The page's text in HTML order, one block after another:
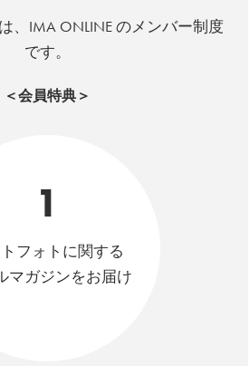
は、IMA ONLINE のメンバー制度
です。
＜会員特典＞
1
フォトに関する
マガジンをお届け